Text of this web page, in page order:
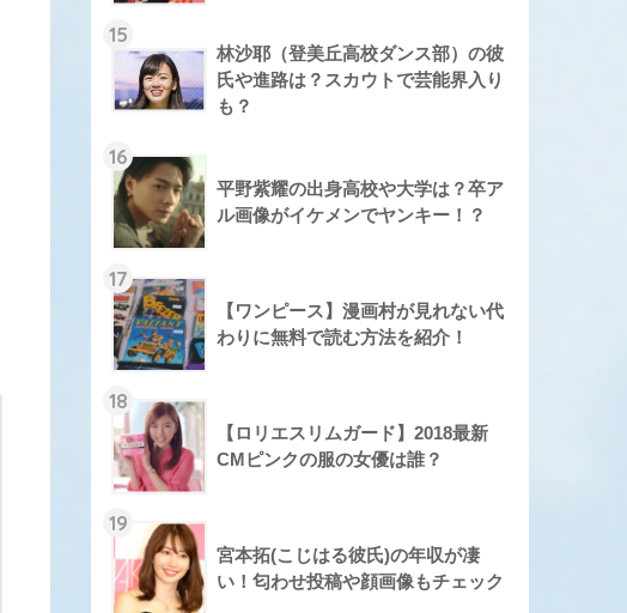
15
林沙耶（登美丘高校ダンス部）の彼
氏や進路は？スカウトで芸能界入り
も？
16
平野紫耀の出身高校や大学は？卒ア
ル画像がイケメンでヤンキー！？
17
【ワンピース】漫画村が見れない代
わりに無料で読む方法を紹介！
18
【ロリエスリムガード】2018最新
CMピンクの服の女優は誰？
19
宮本拓(こじはる彼氏)の年収が凄
い！匂わせ投稿や顔画像もチェック